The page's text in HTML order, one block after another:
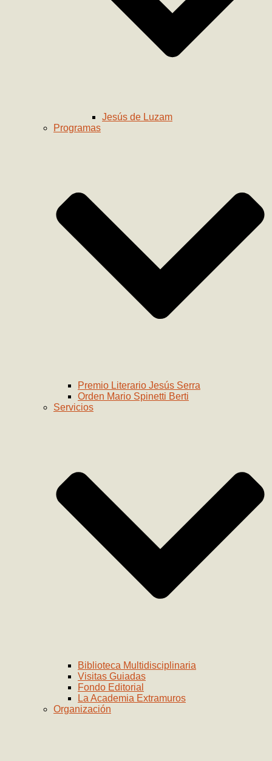
Jesús de Luzam
Programas
Premio Literario Jesús Serra
Orden Mario Spinetti Berti
Servicios
Biblioteca Multidisciplinaria
Visitas Guiadas
Fondo Editorial
La Academia Extramuros
Organización